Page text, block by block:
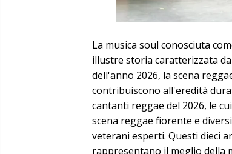
La musica soul conosciuta
illustre storia caratterizzata
dell'anno 2026, la scena
contribuiscono all'eredità
cantanti reggae del 2026, le
scena reggae fiorente e
veterani esperti. Questi dieci
rappresentano il meglio della